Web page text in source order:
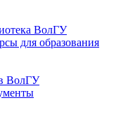
ВолГУ
для образования
ВолГУ